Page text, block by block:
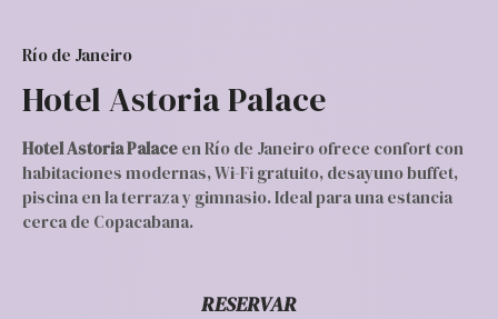
Río de Janeiro
Hotel Astoria Palace
Hotel Astoria Palaceen Río de Janeiro ofrece confort con
habitaciones modernas, Wi-Fi gratuito, desayuno buffet,
piscina en la terraza y gimnasio. Ideal para una estancia
cerca de Copacabana.
RESERVAR